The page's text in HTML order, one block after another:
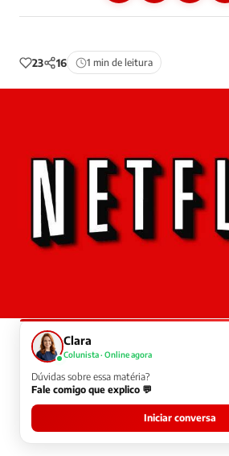
23 16 1 min de leitura
Clara
Colunista · Online agora
Dúvidas sobre essa matéria?
Fale comigo que explico 💬
Iniciar conversa